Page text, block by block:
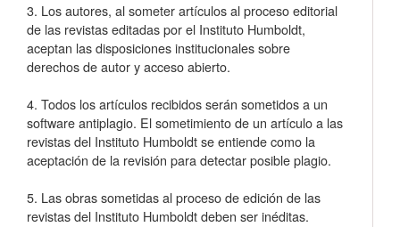
3. Los autores, al someter artículos al proceso editorial
de las revistas editadas por el Instituto Humboldt,
aceptan las disposiciones institucionales sobre
derechos de autor y acceso abierto.
4. Todos los artículos recibidos serán sometidos a un
software antiplagio. El sometimiento de un artículo a las
revistas del Instituto Humboldt se entiende como la
aceptación de la revisión para detectar posible plagio.
5. Las obras sometidas al proceso de edición de las
revistas del Instituto Humboldt deben ser inéditas.